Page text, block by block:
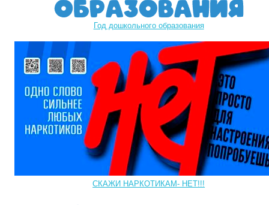
Год дошкольного образования
СКАЖИ НАРКОТИКАМ- НЕТ!!!